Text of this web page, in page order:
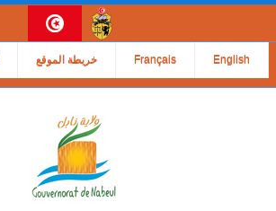
خريطة الموقع Français English